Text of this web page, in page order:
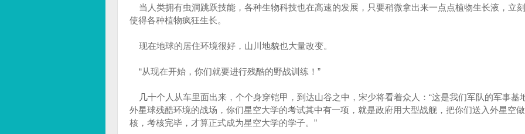
当人类拥有虫洞跳跃技能，各种生物科技也在高速的发展，只要稍微拿出来一点点植物生长液，立
使得各种植物疯狂生长。
现在地球的居住环境很好，山川地貌也大量改变。
“从现在开始，你们就要进行残酷的野战训练！”
几十个人从车里面出来，个个身穿铠甲，到达山谷之中，宋少将看着众人：“这是我们军队的军事基
外星球残酷环境的战场，你们星空大学的考试其中有一项，就是政府用大型战舰，把你们送入外星空
核，考核完毕，才算正式成为星空大学的学子。”